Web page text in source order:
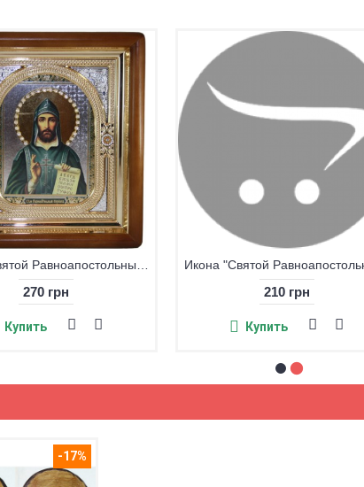
270 грн
Купить
210 грн
Купить
-17%